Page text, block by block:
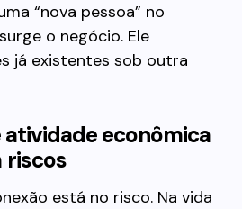
“nova pessoa” no
o negócio. Ele
já existentes sob outra
atividade econômica
está no risco. Na vida